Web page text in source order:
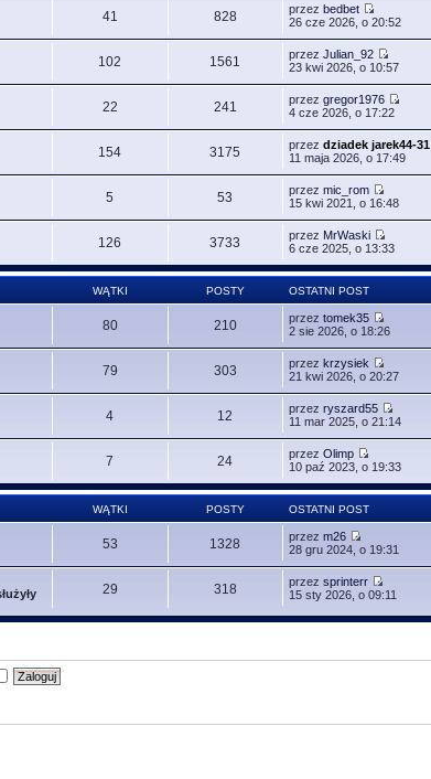
41 828 przezbedbet
26 cze 2026, o 20:52
102 1561 przezJulian_92
23 kwi 2026, o 10:57
22 241 przezgregor1976
4 cze 2026, o 17:22
154 3175 przezdziadek jarek44-31
11 maja 2026, o 17:49
5 53 przezmic_rom
15 kwi 2021, o 16:48
126 3733 przez MrWaski
6 cze 2025, o 13:33
WĄTKI POSTY OSTATNI POST
80 210 przeztomek35
2 sie 2026, o 18:26
79 303 przezkrzysiek
21 kwi 2026, o 20:27
4 12 przezryszard55
11 mar 2025, o 21:14
7 24 przezOlimp
10 paź 2023, o 19:33
WĄTKI POSTY OSTATNI POST
53 1328 przezm26
28 gru 2024, o 19:31
29 318 przezsprinterr
15 sty 2026, o 09:11